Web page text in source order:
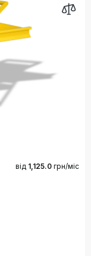
від 1,125.0 грн/міс